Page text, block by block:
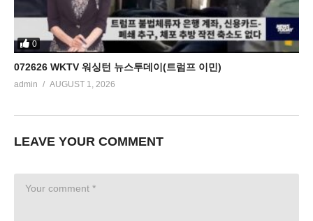
0
072626 WKTV 워싱턴 뉴스투데이(트럼프 이민)
admin AUGUST 1, 2026
LEAVE YOUR COMMENT